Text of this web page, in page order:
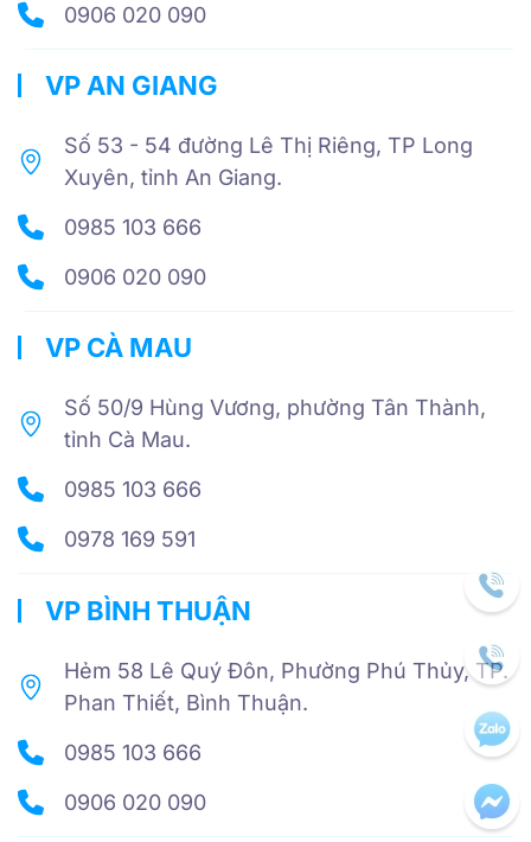
0906 020 090
VP AN GIANG
Số 53 - 54 đường Lê Thị Riêng, TP Long
Xuyên, tỉnh An Giang.
0985 103 666
0906 020 090
VP CÀ MAU
Số 50/9 Hùng Vương, phường Tân Thành,
tỉnh Cà Mau.
0985 103 666
0978 169 591
VP BÌNH THUẬN
Hẻm 58 Lê Quý Đôn, Phường Phú Thủy, TP.
Phan Thiết, Bình Thuận.
0985 103 666
0906 020 090